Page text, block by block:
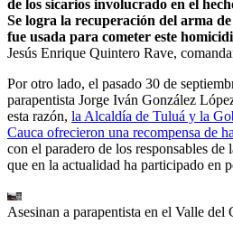
de los sicarios involucrado en el
Se logra la recuperación del arma
fue usada para cometer este
Jesús Enrique Quintero Rave,
Por otro lado, el pasado 30 de
parapentista Jorge Iván González
esta razón, la Alcaldía de Tuluá y la
Cauca ofrecieron una recompensa de
con el paradero de los responsables de
que en la actualidad ha participado en
Asesinan a parapentista en el Valle del